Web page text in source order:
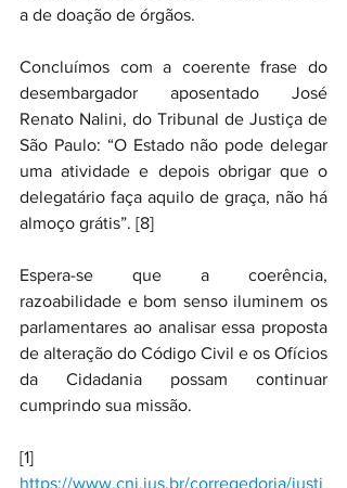
a de doação de órgãos.
Concluímos com a coerente frase do
desembargador aposentado José
Renato Nalini, do Tribunal de Justiça de
São Paulo: “O Estado não pode delegar
uma atividade e depois obrigar que o
delegatário faça aquilo de graça, não há
almoço grátis”. [8]
Espera-se que a coerência,
razoabilidade e bom senso iluminem os
parlamentares ao analisar essa proposta
de alteração do Código Civil e os Ofícios
da Cidadania possam continuar
cumprindo sua missão.
https://www.cnj.jus.br/corregedoria/justi